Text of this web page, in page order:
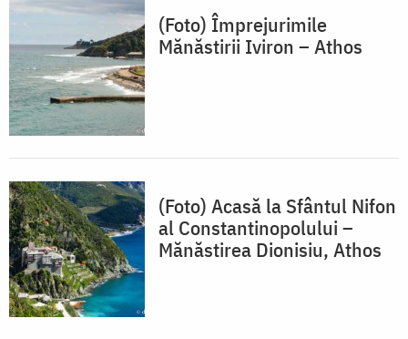
(Foto) Împrejurimile
Mănăstirii Iviron – Athos
(Foto) Acasă la Sfântul Nifon
al Constantinopolului –
Mănăstirea Dionisiu, Athos